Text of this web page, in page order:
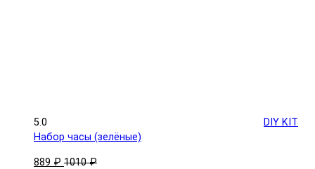
5.0
DIY KIT
Набор часы (зелёные)
889 ₽ 1010 ₽